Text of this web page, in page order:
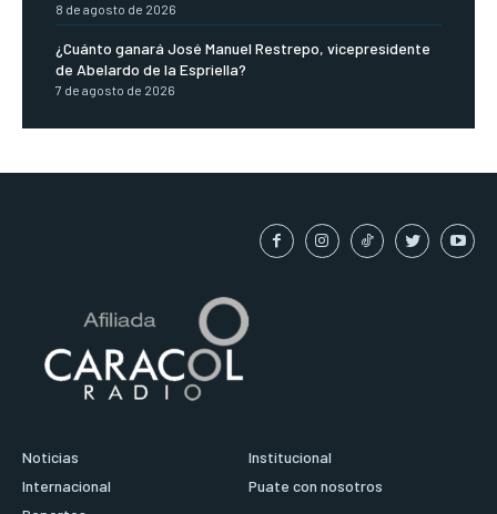
8 de agosto de 2026
¿Cuánto ganará José Manuel Restrepo, vicepresidente
de Abelardo de la Espriella?
7 de agosto de 2026
Noticias
Internacional
Institucional
Puate con nosotros